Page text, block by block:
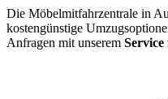
Die Möbelmitfahrzentrale in
kostengünstige
Anfragen mit unserem